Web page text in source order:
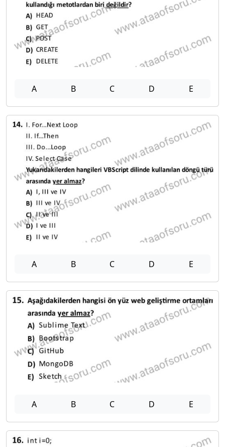
A B C D E
A B C D E
A B C D E